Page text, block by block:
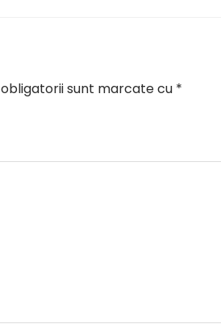
sunt marcate cu *